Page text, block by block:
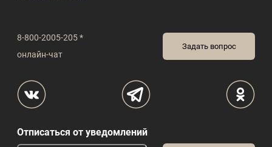
8-800-2005-205 *
онлайн-чат
Задать вопрос
Отписаться от уведомлений